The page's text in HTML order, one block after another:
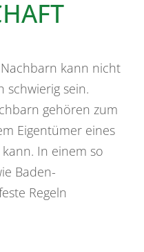
kann nicht
schwierig sein.
gehören zum
Eigentümer eines
In einem so
Baden-
Regeln